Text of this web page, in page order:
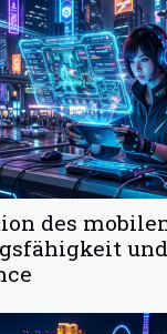
des
und